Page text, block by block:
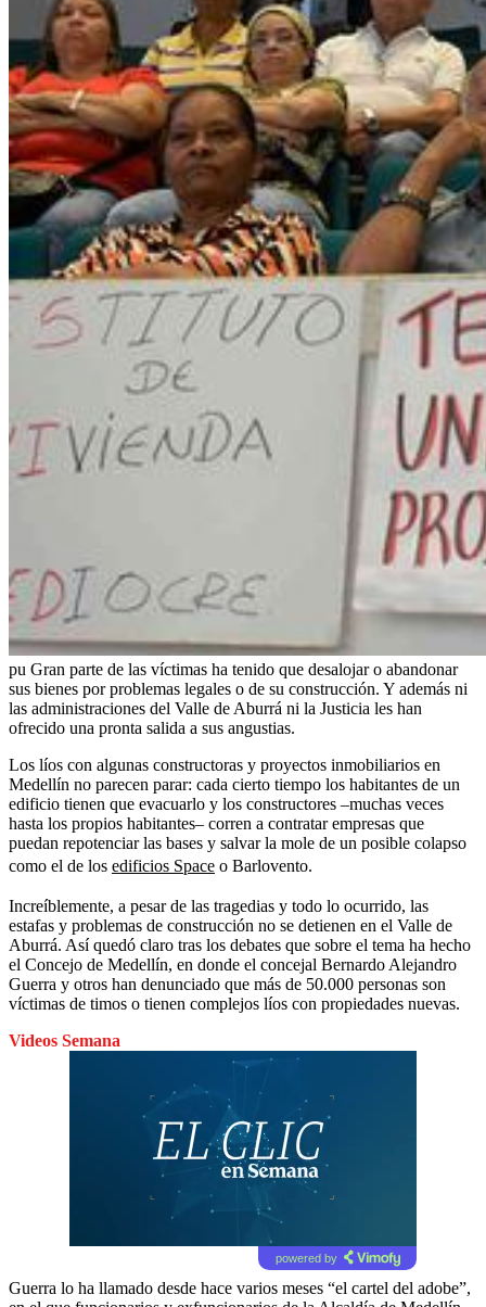
pu Gran parte de las víctimas ha tenido que desalojar o abandonar
sus bienes por problemas legales o de su construcción. Y además ni
las administraciones del Valle de Aburrá ni la Justicia les han
ofrecido una pronta salida a sus angustias.
Los líos con algunas constructoras y proyectos inmobiliarios en
Medellín no parecen parar: cada cierto tiempo los habitantes de un
edificio tienen que evacuarlo y los constructores –muchas veces
hasta los propios habitantes– corren a contratar empresas que
puedan repotenciar las bases y salvar la mole de un posible colapso
como el de los edificios Space o Barlovento.
Increíblemente, a pesar de las tragedias y todo lo ocurrido, las
estafas y problemas de construcción no se detienen en el Valle de
Aburrá. Así quedó claro tras los debates que sobre el tema ha hecho
el Concejo de Medellín, en donde el concejal Bernardo Alejandro
Guerra y otros han denunciado que más de 50.000 personas son
víctimas de timos o tienen complejos líos con propiedades nuevas.
Videos Semana
powered by
Guerra lo ha llamado desde hace varios meses “el cartel del adobe”,